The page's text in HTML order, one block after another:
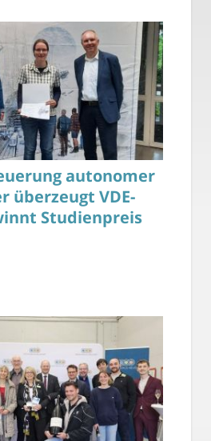
autonomer
überzeugt VDE-
Studienpreis